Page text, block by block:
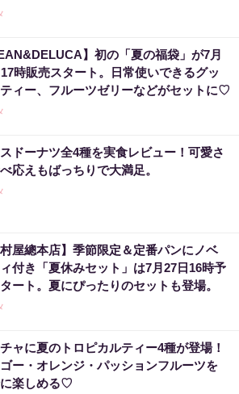
】初の「夏の福袋」が7月
時販売スタート。日常使いできるグッ
ィー、フルーツゼリーなどがセットに♡
ドーナツ全4種を実食レビュー！可愛さ
応えもばっちりで大満足。
村屋總本店】季節限定＆定番パンにノベ
付き「夏休みセット」は7月27日16時予
ート。夏にぴったりのセットも登場。
ャに夏のトロピカルティー4種が登場！
ー・オレンジ・パッションフルーツを
楽しめる♡